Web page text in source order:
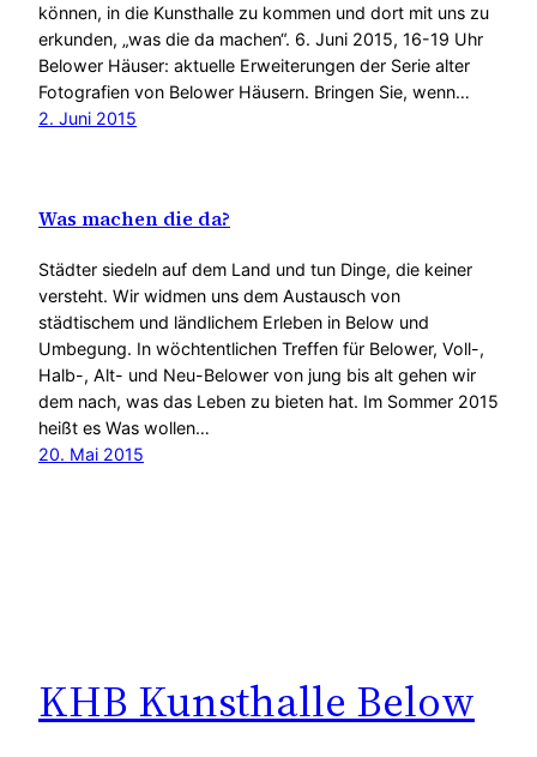
können, in die Kunsthalle zu kommen und dort mit uns zu
erkunden, „was die da machen“. 6. Juni 2015, 16-19 Uhr
Belower Häuser: aktuelle Erweiterungen der Serie alter
Fotografien von Belower Häusern. Bringen Sie, wenn…
2. Juni 2015
Was machen die da?
Städter siedeln auf dem Land und tun Dinge, die keiner
versteht. Wir widmen uns dem Austausch von
städtischem und ländlichem Erleben in Below und
Umbegung. In wöchtentlichen Treffen für Belower, Voll-,
Halb-, Alt- und Neu-Belower von jung bis alt gehen wir
dem nach, was das Leben zu bieten hat. Im Sommer 2015
heißt es Was wollen…
20. Mai 2015
KHB Kunsthalle Below